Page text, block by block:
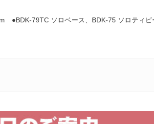
79TC ソロベース、BDK-75 ソロティピ